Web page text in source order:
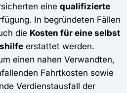
eine qualifizierte
In begründeten Fällen
die Kosten für eine selbst
erstattet werden.
einen nahen Verwandten,
Fahrtkosten sowie
Verdienstausfall der